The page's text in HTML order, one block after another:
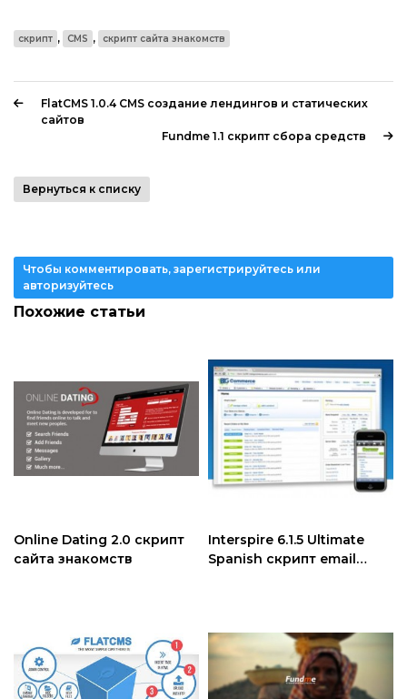
скрипт , CMS , скрипт сайта знакомств
FlatCMS 1.0.4 CMS создание лендингов и статических
сайтов
Fundme 1.1 скрипт сбора средств
Вернуться к списку
Чтобы комментировать, зарегистрируйтесь или
авторизуйтесь
Похожие статьи
Online Dating 2.0 скрипт
сайта знакомств
Interspire 6.1.5 Ultimate
Spanish скрипт email